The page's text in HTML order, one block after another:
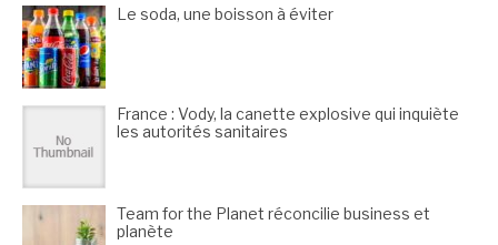
Le soda, une boisson à éviter
France : Vody, la canette explosive qui inquiète
les autorités sanitaires
Team for the Planet réconcilie business et
planète